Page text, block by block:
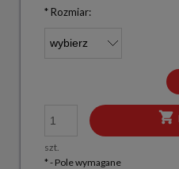
* Rozmiar:
szt.
* - Pole wymagane